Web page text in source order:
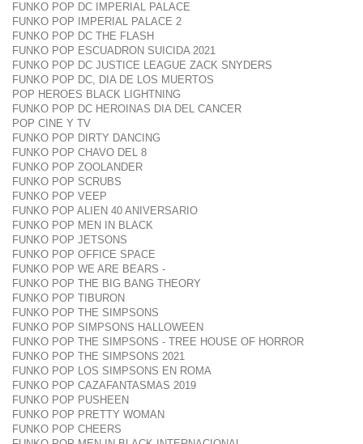
FUNKO POP DC IMPERIAL PALACE
FUNKO POP IMPERIAL PALACE 2
FUNKO POP DC THE FLASH
FUNKO POP ESCUADRON SUICIDA 2021
FUNKO POP DC JUSTICE LEAGUE ZACK SNYDERS
FUNKO POP DC, DIA DE LOS MUERTOS
POP HEROES BLACK LIGHTNING
FUNKO POP DC HEROINAS DIA DEL CANCER
POP CINE Y TV
FUNKO POP DIRTY DANCING
FUNKO POP CHAVO DEL 8
FUNKO POP ZOOLANDER
FUNKO POP SCRUBS
FUNKO POP VEEP
FUNKO POP ALIEN 40 ANIVERSARIO
FUNKO POP MEN IN BLACK
FUNKO POP JETSONS
FUNKO POP OFFICE SPACE
FUNKO POP WE ARE BEARS -
FUNKO POP THE BIG BANG THEORY
FUNKO POP TIBURON
FUNKO POP THE SIMPSONS
FUNKO POP SIMPSONS HALLOWEEN
FUNKO POP THE SIMPSONS - TREE HOUSE OF HORROR
FUNKO POP THE SIMPSONS 2021
FUNKO POP LOS SIMPSONS EN ROMA
FUNKO POP CAZAFANTASMAS 2019
FUNKO POP PUSHEEN
FUNKO POP PRETTY WOMAN
FUNKO POP CHEERS